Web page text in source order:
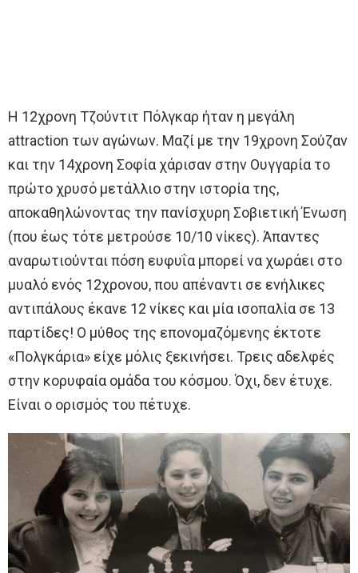
Η 12χρονη Τζούντιτ Πόλγκαρ ήταν η μεγάλη
attraction των αγώνων. Μαζί με την 19χρονη Σούζαν
και την 14χρονη Σοφία χάρισαν στην Ουγγαρία το
πρώτο χρυσό μετάλλιο στην ιστορία της,
αποκαθηλώνοντας την πανίσχυρη Σοβιετική Ένωση
(που έως τότε μετρούσε 10/10 νίκες). Άπαντες
αναρωτιούνται πόση ευφυΐα μπορεί να χωράει στο
μυαλό ενός 12χρονου, που απέναντι σε ενήλικες
αντιπάλους έκανε 12 νίκες και μία ισοπαλία σε 13
παρτίδες! Ο μύθος της επονομαζόμενης έκτοτε
«Πολγκάρια» είχε μόλις ξεκινήσει. Τρεις αδελφές
στην κορυφαία ομάδα του κόσμου. Όχι, δεν έτυχε.
Eίναι ο ορισμός του πέτυχε.